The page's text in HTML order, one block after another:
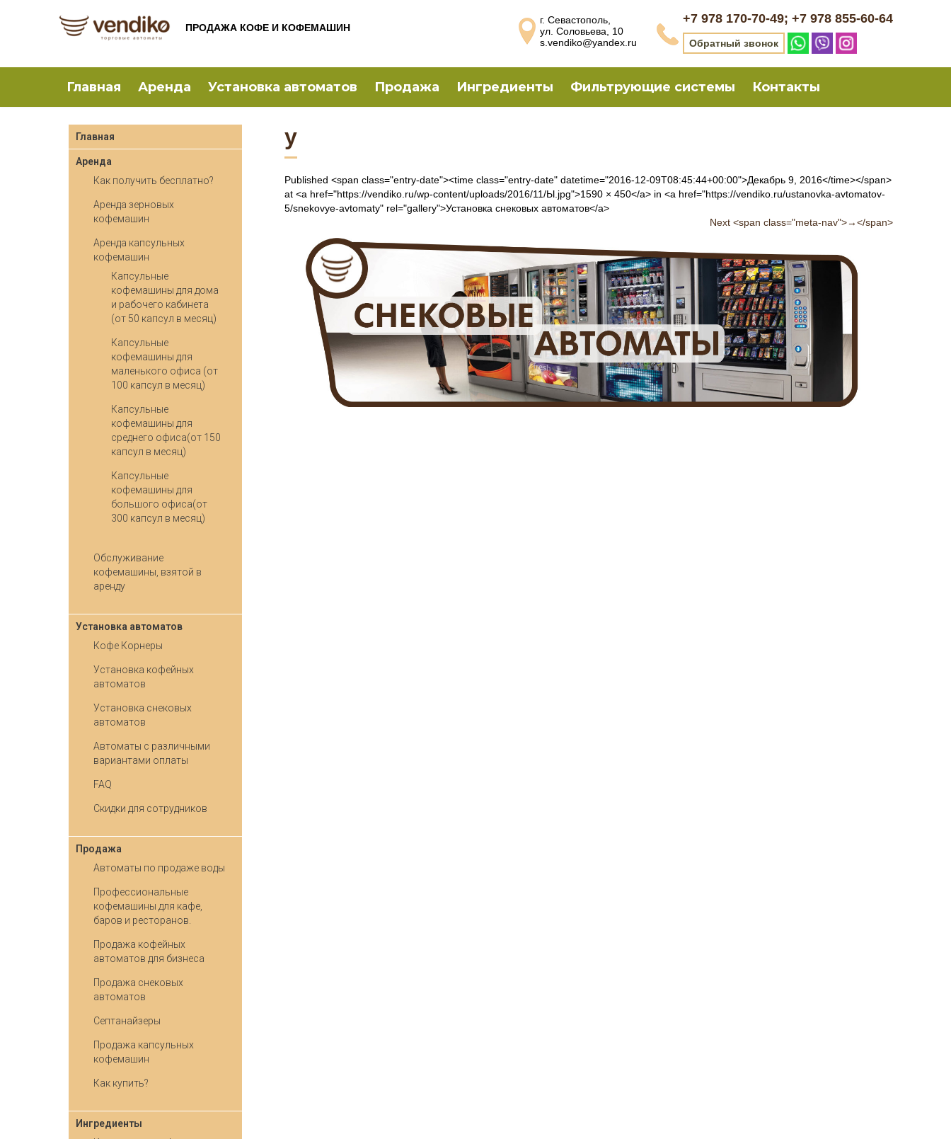
ПРОДАЖА КОФЕ И КОФЕМАШИН
+7 978 170-70-49; +7 978 855-60-64
Обратный звонок
г. Севастополь,
ул. Соловьева, 10
s.vendiko@yandex.ru
Главная Аренда Установка автоматов Продажа Ингредиенты Фильтрующие системы Контакты
y
Published <span class="entry-date"><time class="entry-date" datetime="2016-12-09T08:45:44+00:00">Декабрь 9, 2016</time></span>
at <a href="https://vendiko.ru/wp-content/uploads/2016/11/Ы.jpg">1590 × 450</a> in <a href="https://vendiko.ru/ustanovka-avtomatov-
5/snekovye-avtomaty" rel="gallery">Установка снековых автоматов</a>
Next <span class="meta-nav">→</span>
Главная
Аренда
Как получить бесплатно?
Аренда зерновых
кофемашин
Аренда капсульных
кофемашин
Капсульные
кофемашины для дома
и рабочего кабинета
(от 50 капсул в месяц)
Капсульные
кофемашины для
маленького офиса (от
100 капсул в месяц)
Капсульные
кофемашины для
среднего офиса(от 150
капсул в месяц)
Капсульные
кофемашины для
большого офиса(от
300 капсул в месяц)
Обслуживание
кофемашины, взятой в
аренду
Установка автоматов
Кофе Корнеры
Установка кофейных
автоматов
Установка снековых
автоматов
Автоматы с различными
вариантами оплаты
FAQ
Скидки для сотрудников
Продажа
Автоматы по продаже воды
Профессиональные
кофемашины для кафе,
баров и ресторанов.
Продажа кофейных
автоматов для бизнеса
Продажа снековых
автоматов
Септанайзеры
Продажа капсульных
кофемашин
Как купить?
Ингредиенты